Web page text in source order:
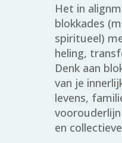
Het in
blokkades
spiritueel)
heling,
Denk aan
van je
levens,
en